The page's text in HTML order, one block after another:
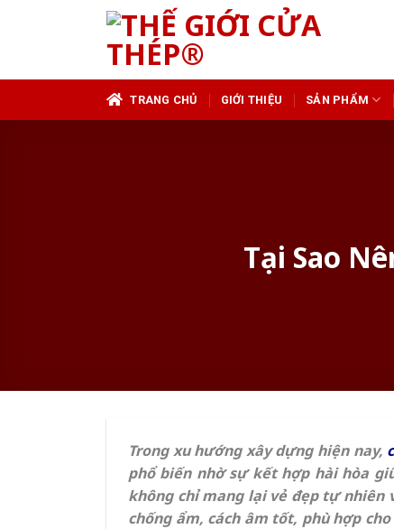
TRANG CHỦ GIỚI THIỆU SẢN PHẨM
Tại Sao
Trong xu hướng xây dựng hiện nay,
phổ biến nhờ sự kết hợp hài hòa
không chỉ mang lại vẻ đẹp tự nhiên
chống ẩm, cách âm tốt, phù hợp